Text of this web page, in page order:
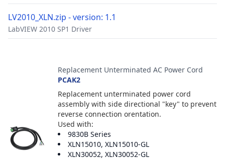
LV2010_XLN.zip - version: 1.1
LabVIEW 2010 SP1 Driver
Replacement Unterminated AC Power Cord
PCAK2
Replacement unterminated power cord
assembly with side directional "key" to prevent
reverse connection orentation.
Used with:
9830B Series
XLN15010, XLN15010-GL
XLN30052, XLN30052-GL